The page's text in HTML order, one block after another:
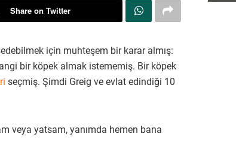
Share on Twitter
için muhteşem bir karar almış:
bir köpek almak istememiş. Bir köpek
seçmiş. Şimdi Greig ve evlat edindiği 10
veya yatsam, yanımda hemen bana